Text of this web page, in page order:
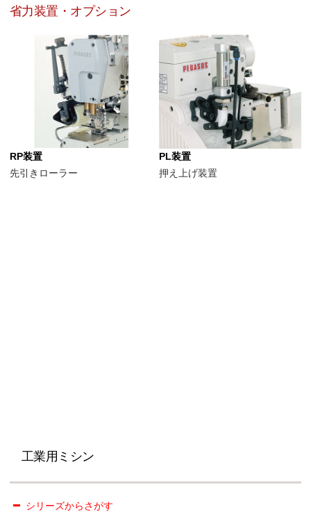
省力装置・オプション
RP装置
先引きローラー
PL装置
押え上げ装置
工業用ミシン
シリーズからさがす